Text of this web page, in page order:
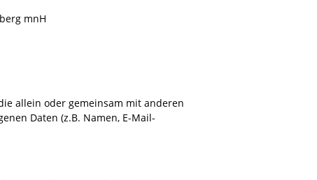
mnH
allein oder gemeinsam mit anderen
Daten (z.B. Namen, E-Mail-